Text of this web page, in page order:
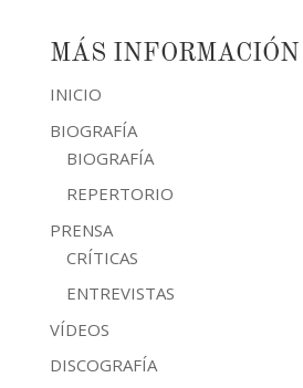
MÁS INFORMACIÓN
INICIO
BIOGRAFÍA
BIOGRAFÍA
REPERTORIO
PRENSA
CRÍTICAS
ENTREVISTAS
VÍDEOS
DISCOGRAFÍA